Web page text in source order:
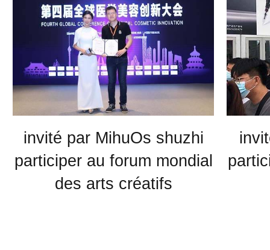
l‘association médicale
hunan
invité par MihuOs shuzhi
participer au forum mondial
des arts créatifs